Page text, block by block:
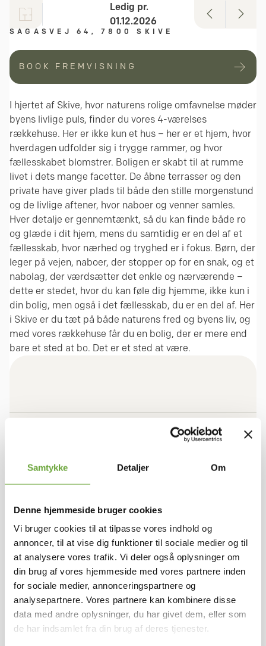
Samtykke Detaljer Om
Denne hjemmeside bruger cookies
Vi bruger cookies til at tilpasse vores indhold og
annoncer, til at vise dig funktioner til sociale medier og til
at analysere vores trafik. Vi deler også oplysninger om
din brug af vores hjemmeside med vores partnere inden
for sociale medier, annonceringspartnere og
analysepartnere. Vores partnere kan kombinere disse
data med andre oplysninger, du har givet dem, eller som
de har indsamlet fra din brug af deres tjenester.
Ledig pr.
01.12.2026
SAGASVEJ 64, 7800 SKIVE
BOOK FREMVISNING
I hjertet af Skive, hvor naturens rolige omfavnelse møder
byens livlige puls, finder du vores 4-værelses
rækkehuse. Her er ikke kun et hus – her er et hjem, hvor
hverdagen udfolder sig i trygge rammer, og hvor
fællesskabet blomstrer. Boligen er skabt til at rumme
livet i dets mange facetter. De åbne terrasser og den
private have giver plads til både den stille morgenstund
og de livlige aftener, hvor naboer og venner samles.
Hver detalje er gennemtænkt, så du kan finde både ro
og glæde i dit hjem, mens du samtidig er en del af et
fællesskab, hvor nærhed og tryghed er i fokus. Børn, der
leger på vejen, naboer, der stopper op for en snak, og et
nabolag, der værdsætter det enkle og nærværende –
dette er stedet, hvor du kan føle dig hjemme, ikke kun i
din bolig, men også i det fællesskab, du er en del af. Her
i Skive er du tæt på både naturens fred og byens liv, og
med vores rækkehuse får du en bolig, der er mere end
bare et sted at bo. Det er et sted at være.
Rum/vær.
Stuer
Antal plan
ØKONOMI
Leje pr. måned
A conto varme
A conto vand
I alt pr. md
Afregnes separat
Afregnes separat